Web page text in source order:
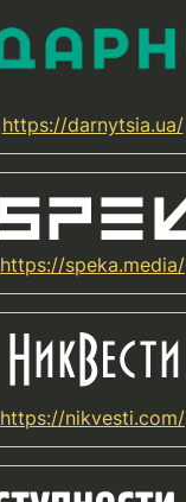
https://darnytsia.ua/
https://speka.media/
https://nikvesti.com/